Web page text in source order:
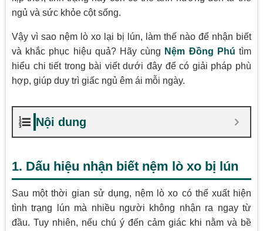
ngủ và sức khỏe cột sống.
Vậy vì sao nệm lò xo lại bị lún, làm thế nào để nhận biết
và khắc phục hiệu quả? Hãy cùng Nệm Đồng Phú tìm
hiểu chi tiết trong bài viết dưới đây để có giải pháp phù
hợp, giúp duy trì giấc ngủ êm ái mỗi ngày.
Nội dung
1. Dấu hiệu nhận biết nệm lò xo bị lún
Sau một thời gian sử dụng, nệm lò xo có thể xuất hiện
tình trạng lún mà nhiều người không nhận ra ngay từ
đầu. Tuy nhiên, nếu chú ý đến cảm giác khi nằm và bề